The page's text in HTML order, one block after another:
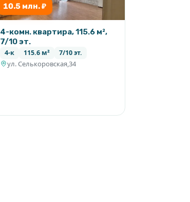
10.5 млн. ₽
4-комн. квартира, 115.6 м²,
7/10 эт.
4-к 115.6 м² 7/10 эт.
ул. Селькоровская,34